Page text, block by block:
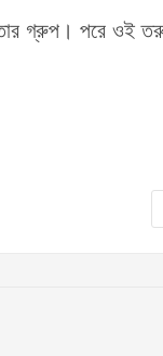
গ্রুপ। পরে ওই